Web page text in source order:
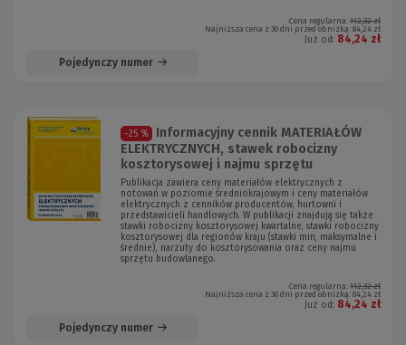
Cena regularna: 112,32 zł
Najniższa cena z 30 dni przed obniżką: 84,24 zł
Już od: 84,24 zł
Pojedynczy numer
-25 %
Informacyjny cennik MATERIAŁÓW
ELEKTRYCZNYCH, stawek robocizny
kosztorysowej i najmu sprzętu
Publikacja zawiera ceny materiałów elektrycznych z
notowań w poziomie średniokrajowym i ceny materiałów
elektrycznych z cenników producentów, hurtowni i
przedstawicieli handlowych. W publikacji znajdują się także
stawki robocizny kosztorysowej kwartalne, stawki robocizny
kosztorysowej dla regionów kraju (stawki min, maksymalne i
średnie), narzuty do kosztorysowania oraz ceny najmu
sprzętu budowlanego.
Cena regularna: 112,32 zł
Najniższa cena z 30 dni przed obniżką: 84,24 zł
Już od: 84,24 zł
Pojedynczy numer